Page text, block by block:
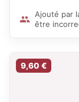
Ajouté par
être
9,60 €